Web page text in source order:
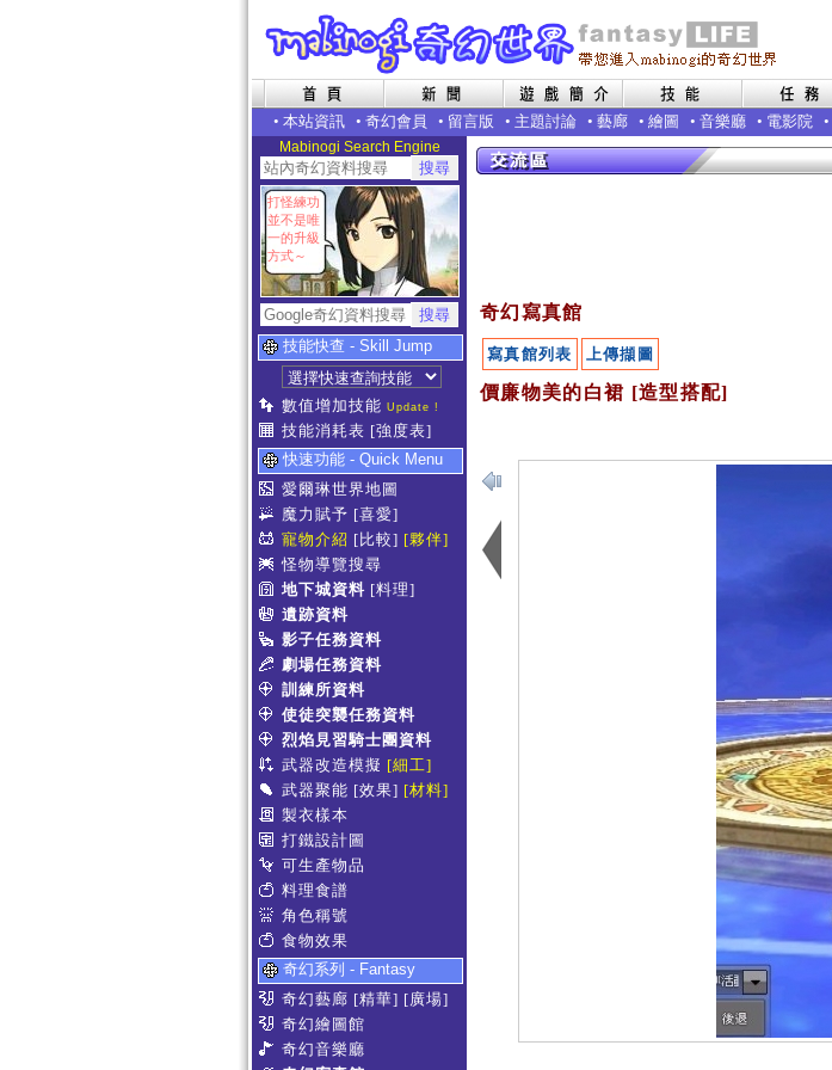
• 本站資訊 • 奇幻會員 • 留言版 • 主題討論 • 藝廊 • 繪圖 • 音樂廳 • 電影院 •
Mabinogi Search Engine
打怪練功
並不是唯
一的升級
方式～
技能快查 - Skill Jump
數值增加技能 Update !
技能消耗表 [強度表]
快速功能 - Quick Menu
愛爾琳世界地圖
魔力賦予 [喜愛]
寵物介紹 [比較] [夥伴]
怪物導覽搜尋
地下城資料 [料理]
遺跡資料
影子任務資料
劇場任務資料
訓練所資料
使徒突襲任務資料
烈焰見習騎士團資料
武器改造模擬 [細工]
武器聚能 [效果] [材料]
製衣樣本
打鐵設計圖
可生產物品
料理食譜
角色稱號
食物效果
奇幻系列 - Fantasy
奇幻藝廊 [精華] [廣場]
奇幻繪圖館
奇幻音樂廳
奇幻寫真館
寫真館列表 上傳擷圖
價廉物美的白裙 [造型搭配]